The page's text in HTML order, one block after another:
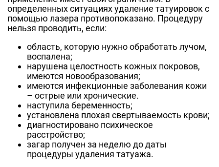
определенных ситуациях удаление татуировок с
помощью лазера противопоказано. Процедуру
нельзя проводить, если:
область, которую нужно обработать лучом,
воспалена;
нарушена целостность кожных покровов,
имеются новообразования;
имеются инфекционные заболевания кожи
– острые или хронические.
наступила беременность;
установлена плохая свертываемость крови;
диагностировано психическое
расстройство;
загар получен за неделю до даты
процедуры удаления татуажа.